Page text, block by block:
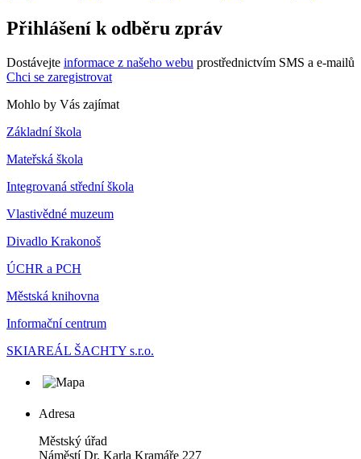
Přihlášení k odběru zpráv
Dostávejte informace z našeho webu prostřednictvím SMS a e-mailů
Chci se zaregistrovat
Mohlo by Vás zajímat
Základní škola
Mateřská škola
Integrovaná střední škola
Vlastivědné muzeum
Divadlo Krakonoš
ÚCHR a PCH
Městská knihovna
Informační centrum
SKIAREÁL ŠACHTY s.r.o.
Adresa
Městský úřad
Náměstí Dr. Karla Kramáře 227